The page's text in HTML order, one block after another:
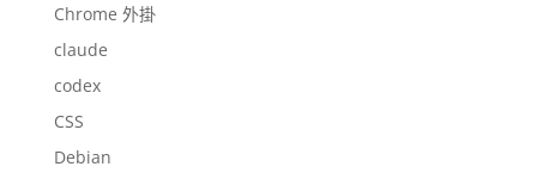
Chrome 外掛
claude
codex
CSS
Debian